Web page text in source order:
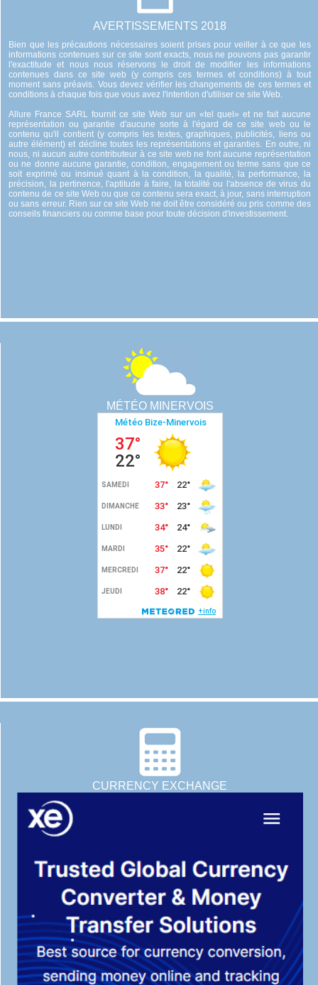
AVERTISSEMENTS 2018
Bien que les précautions nécessaires soient prises pour veiller à ce que les
informations contenues sur ce site sont exacts, nous ne pouvons pas garantir
l'exactitude et nous nous réservons le droit de modifier les informations
contenues dans ce site web (y compris ces termes et conditions) à tout
moment sans préavis. Vous devez vérifier les changements de ces termes et
conditions à chaque fois que vous avez l'intention d'utiliser ce site Web.
Allure France SARL fournit ce site Web sur un «tel quel» et ne fait aucune
représentation ou garantie d'aucune sorte à l'égard de ce site web ou le
contenu qu'il contient (y compris les textes, graphiques, publicités, liens ou
autre élément) et décline toutes les représentations et garanties. En outre, ni
nous, ni aucun autre contributeur à ce site web ne font aucune représentation
ou ne donne aucune garantie, condition, engagement ou terme sans que ce
soit exprimé ou insinué quant à la condition, la qualité, la performance, la
précision, la pertinence, l'aptitude à faire, la totalité ou l'absence de virus du
contenu de ce site Web ou que ce contenu sera exact, à jour, sans interruption
ou sans erreur. Rien sur ce site Web ne doit être considéré ou pris comme des
conseils financiers ou comme base pour toute décision d'investissement.
MÉTÉO MINERVOIS
CURRENCY EXCHANGE